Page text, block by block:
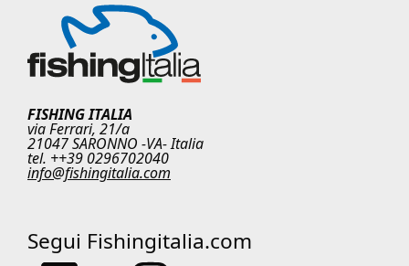
FISHING ITALIA
via Ferrari, 21/a
21047 SARONNO -VA- Italia
tel. ++39 0296702040
info@fishingitalia.com
Segui Fishingitalia.com